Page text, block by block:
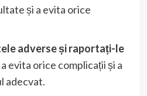
și a evita orice
adverse și raportați-le
evita orice complicații și a
adecvat.